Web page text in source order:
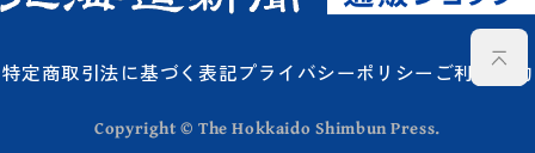
特定商取引法に基づく表記プライバシーポリシー ご利用規約
Copyright © The Hokkaido Shimbun Press.